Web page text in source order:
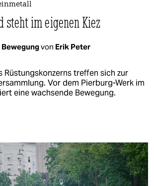
steht im eigenen Kiez
Bewegungvon Erik Peter
Rüstungskonzerns treffen sich zur
Vor dem Pierburg-Werk im
eine wachsende Bewegung.